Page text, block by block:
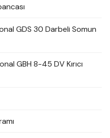
GDS 30 Darbeli Somun
GBH 8-45 DV Kırıcı